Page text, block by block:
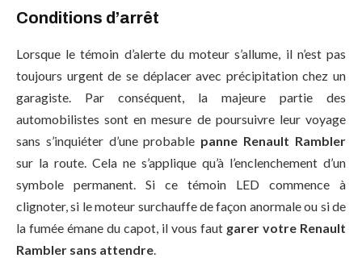
Conditions d’arrêt
Lorsque le témoin d’alerte du moteur s’allume, il n’est pas
toujours urgent de se déplacer avec précipitation chez un
garagiste. Par conséquent, la majeure partie des
automobilistes sont en mesure de poursuivre leur voyage
sans s’inquiéter d’une probable panne Renault Rambler
sur la route. Cela ne s’applique qu’à l’enclenchement d’un
symbole permanent. Si ce témoin LED commence à
clignoter, si le moteur surchauffe de façon anormale ou si de
la fumée émane du capot, il vous faut garer votre Renault
Rambler sans attendre